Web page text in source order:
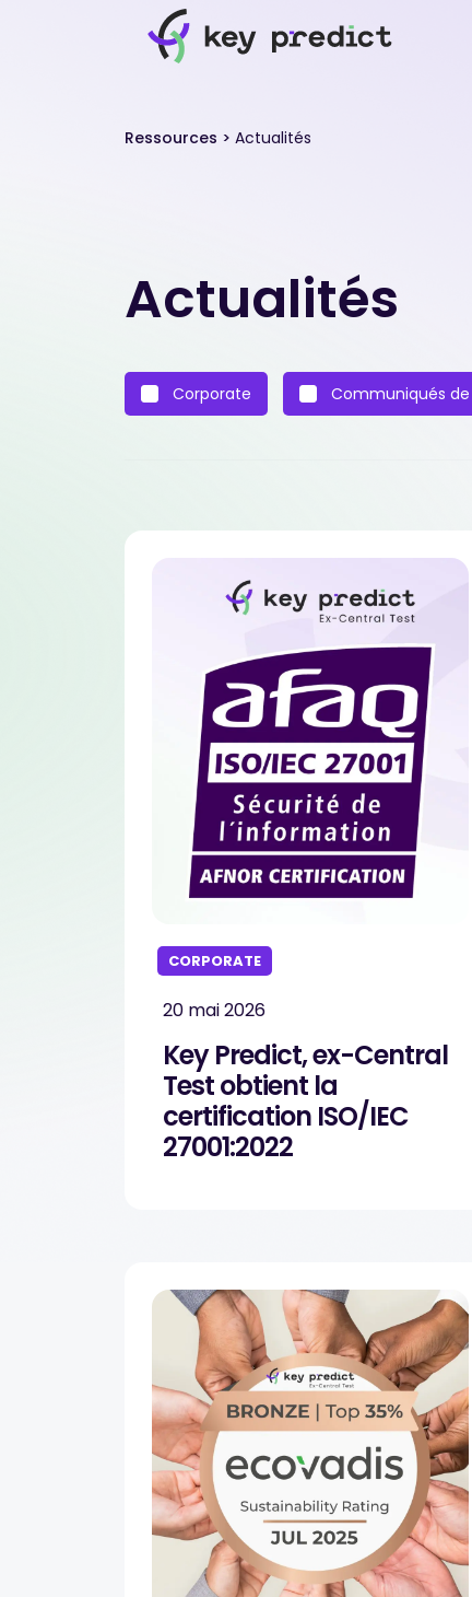
Ressources > Actualités
Actualités
Corporate Communiqués de
CORPORATE
20 mai 2026
Key Predict, ex-Central
Test obtient la
certification ISO/IEC
27001:2022